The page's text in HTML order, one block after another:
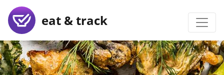
eat & track